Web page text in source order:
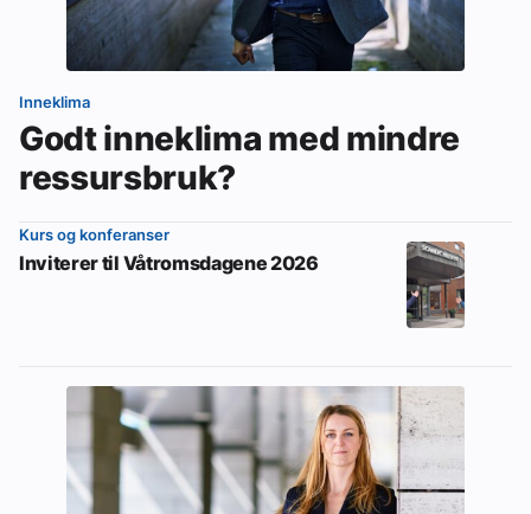
Inneklima
Godt inneklima med mindre
ressursbruk?
Kurs og konferanser
Inviterer til Våtromsdagene 2026